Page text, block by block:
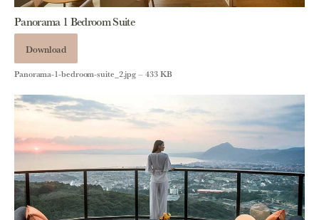
Panorama 1 Bedroom Suite
Download
Panorama-1-bedroom-suite_2.jpg – 433 KB